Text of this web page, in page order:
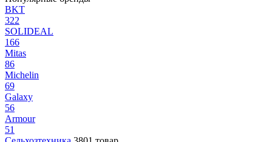
BKT
322
SOLIDEAL
166
Mitas
86
Michelin
69
Galaxy
56
Armour
51